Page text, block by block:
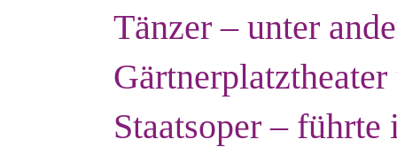
Tänzer – unter
Staatsoper –